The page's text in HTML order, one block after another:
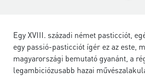
Egy XVIII. századi német pasticciót,
egy passió-pasticciót ígér ez az este,
magyarországi bemutató gyanánt, a
legambiciózusabb hazai